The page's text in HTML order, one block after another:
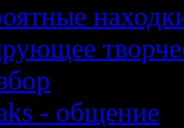
- общение